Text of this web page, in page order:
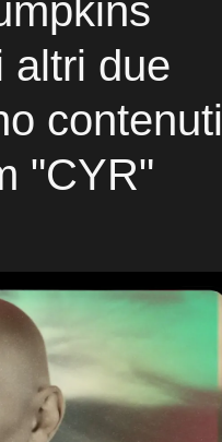
altri due
contenuti
"CYR"